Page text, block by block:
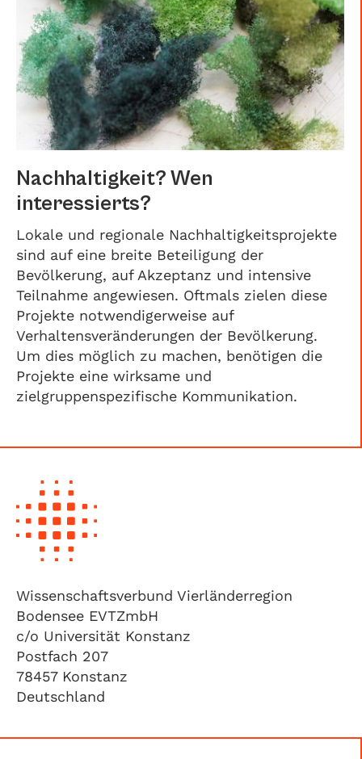
Nachhaltigkeit? Wen
interessierts?
Lokale und regionale Nachhaltigkeitsprojekte
sind auf eine breite Beteiligung der
Bevölkerung, auf Akzeptanz und intensive
Teilnahme angewiesen. Oftmals zielen diese
Projekte notwendigerweise auf
Verhaltensveränderungen der Bevölkerung.
Um dies möglich zu machen, benötigen die
Projekte eine wirksame und
zielgruppenspezifische Kommunikation.
Wissenschaftsverbund Vierländerregion
Bodensee EVTZmbH
c/o Universität Konstanz
Postfach 207
78457 Konstanz
Deutschland